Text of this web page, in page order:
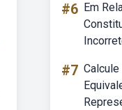
#6 Em
#7